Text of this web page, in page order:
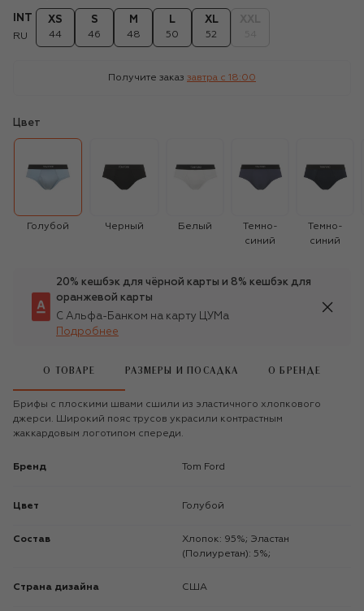
INT
RU
XS
44
S
46
M
48
L
50
XL
52
Получите заказ завтра c 18:00
Цвет
Голубой Черный Белый
Темно-
синий
Темно-
синий
20% кешбэк для чёрной карты и 8% кешбэк для
оранжевой карты
С Альфа-Банком на карту ЦУМа
Подробнее
О ТОВАРЕ РАЗМЕРЫ И ПОСАДКА О БРЕНДЕ
Брифы с плоскими швами сшили из эластичного хлопкового
джерси. Широкий пояс трусов украсили контрастным
жаккардовым логотипом спереди.
Бренд Tom Ford
Цвет Голубой
Состав
Хлопок: 95%; Эластан
(Полиуретан): 5%;
Страна дизайна США